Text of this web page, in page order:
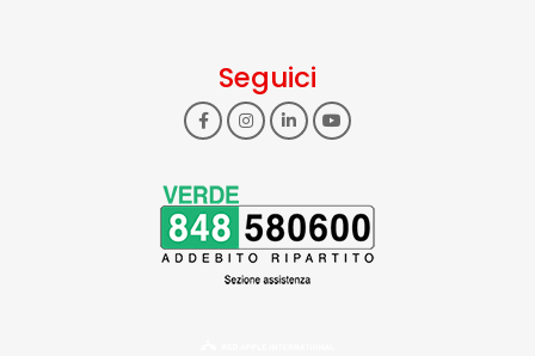
Seguici